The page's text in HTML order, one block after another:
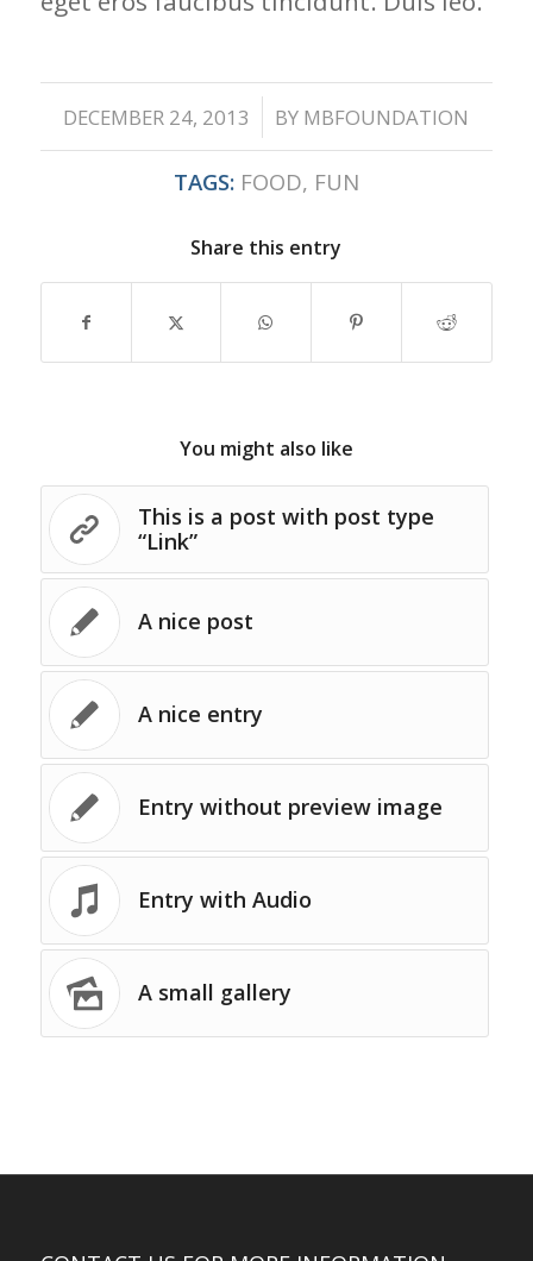
DECEMBER 24, 2013
/ BY MBFOUNDATION
TAGS: FOOD, FUN
Share this entry
You might also like
This is a post with post type
“Link”
A nice post
A nice entry
Entry without preview image
Entry with Audio
A small gallery